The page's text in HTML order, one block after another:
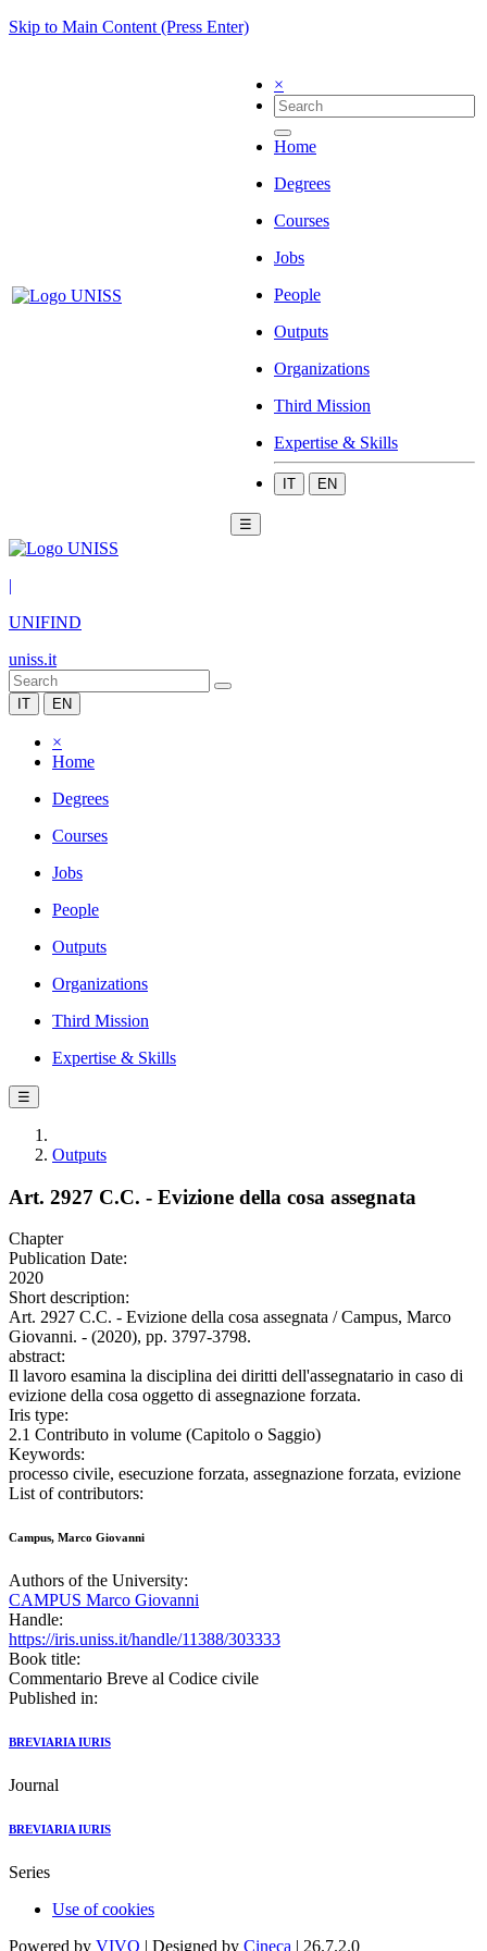
Skip to Main Content (Press Enter)
×
Home
Degrees
Courses
Jobs
People
Outputs
Organizations
Third Mission
Expertise & Skills
IT EN
☰
|
UNIFIND
uniss.it
IT EN
×
Home
Degrees
Courses
Jobs
People
Outputs
Organizations
Third Mission
Expertise & Skills
☰
Outputs
Art. 2927 C.C. - Evizione della cosa assegnata
Chapter
Publication Date:
2020
Short description:
Art. 2927 C.C. - Evizione della cosa assegnata / Campus, Marco
Giovanni. - (2020), pp. 3797-3798.
abstract:
Il lavoro esamina la disciplina dei diritti dell'assegnatario in caso di
evizione della cosa oggetto di assegnazione forzata.
Iris type:
2.1 Contributo in volume (Capitolo o Saggio)
Keywords:
processo civile, esecuzione forzata, assegnazione forzata, evizione
List of contributors:
Campus, Marco Giovanni
Authors of the University:
CAMPUS Marco Giovanni
Handle:
https://iris.uniss.it/handle/11388/303333
Book title:
Commentario Breve al Codice civile
Published in:
BREVIARIA IURIS
Journal
BREVIARIA IURIS
Series
Use of cookies
Powered by VIVO | Designed by Cineca | 26.7.2.0